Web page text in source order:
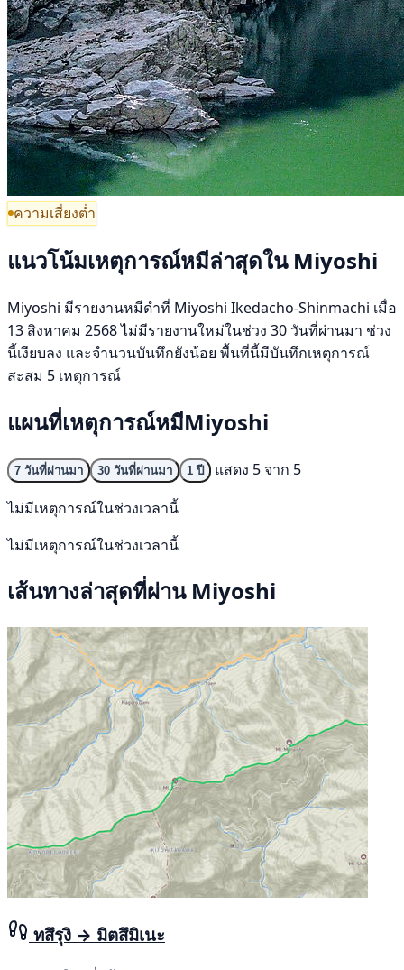
ความเสี่ยงต่ำ
แนวโน้มเหตุการณ์หมีล่าสุดใน Miyoshi
Miyoshi มีรายงานหมีดำที่ Miyoshi Ikedacho-Shinmachi เมื่อ
13 สิงหาคม 2568 ไม่มีรายงานใหม่ในช่วง 30 วันที่ผ่านมา ช่วง
นี้เงียบลง และจำนวนบันทึกยังน้อย พื้นที่นี้มีบันทึกเหตุการณ์
สะสม 5 เหตุการณ์
แผนที่เหตุการณ์หมีMiyoshi
7 วันที่ผ่านมา 30 วันที่ผ่านมา 1 ปี
แสดง 5 จาก 5
ไม่มีเหตุการณ์ในช่วงเวลานี้
ไม่มีเหตุการณ์ในช่วงเวลานี้
เส้นทางล่าสุดที่ผ่าน Miyoshi
ทสึรุงิ → มิตสึมิเนะ